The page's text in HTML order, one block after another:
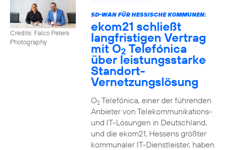
Credits: Falco Peters
Photography
SD-WAN FÜR HESSISCHE KOMMUNEN:
ekom21 schließt
langfristigen Vertrag
mit O2 Telefónica
über leistungsstarke
Standort-
Vernetzungslösung
O2Telefónica, einer der führenden
Anbieter von Telekommunikations-
und IT-Lösungen in Deutschland,
und die ekom21, Hessens größter
kommunaler IT-Dienstleister, haben